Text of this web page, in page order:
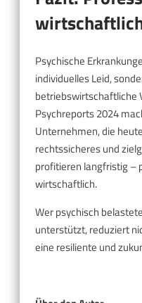
Psychische
individuelles Leid,
betriebswirtschaftliche
Psychreports 2024
Unternehmen, die
rechtssicheres und
profitieren langfristig –
wirtschaftlich.
Wer psychisch
unterstützt, reduziert
eine resiliente und